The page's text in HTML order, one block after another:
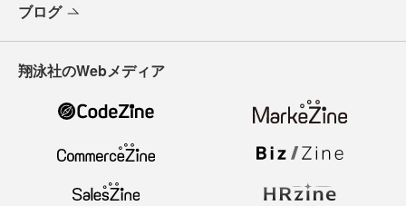
ブログ
翔泳社のWebメディア